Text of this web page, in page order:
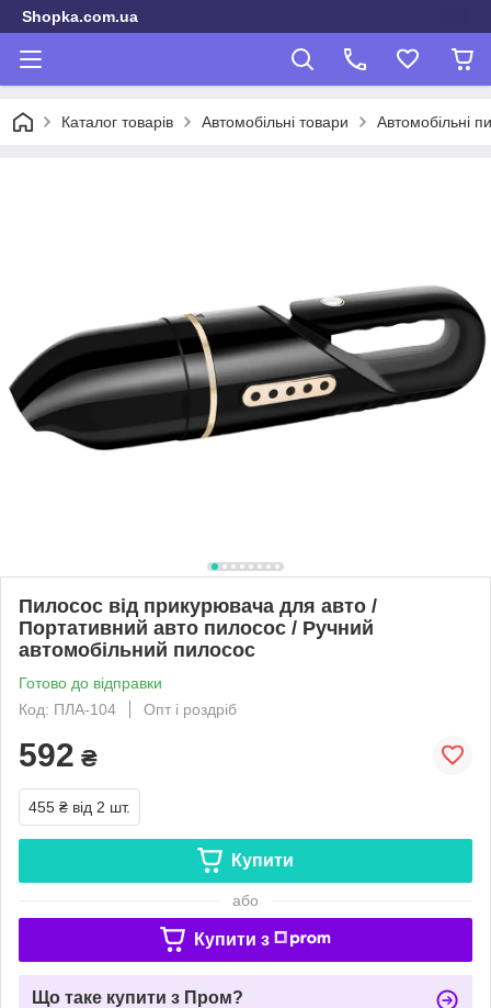
Shopka.com.ua
Каталог товарів Автомобільні товари Автомобільні
Пилосос від прикурювача для авто /
Портативний авто пилосос / Ручний
автомобільний пилосос
Готово до відправки
Код: ПЛА-104
Опт і роздріб
592 ₴
455 ₴ від 2 шт.
Купити
або
Купити з
Що таке купити з Пром?